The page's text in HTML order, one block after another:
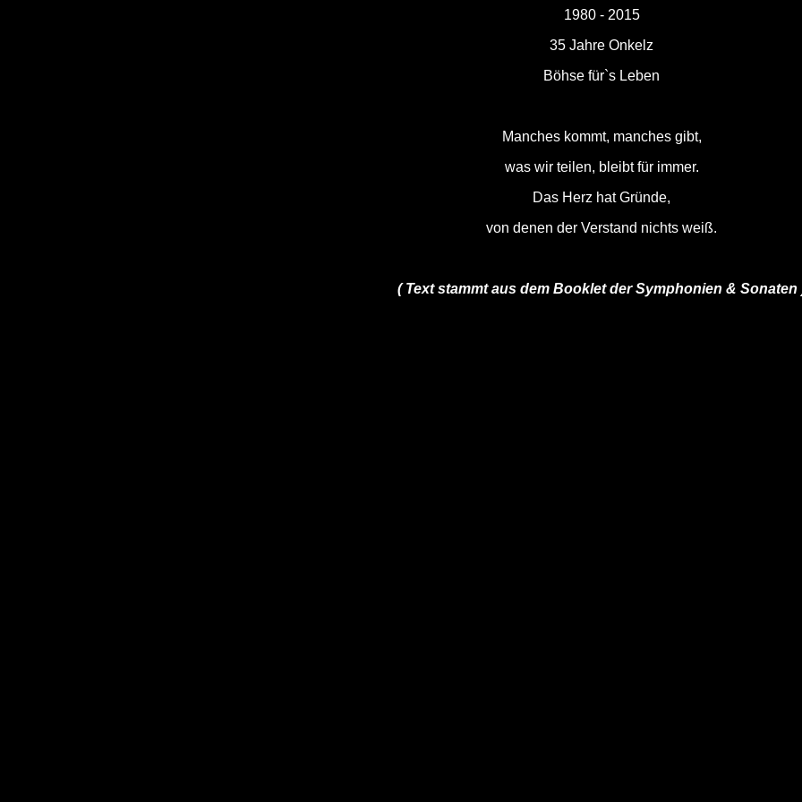
1980 - 2015
35 Jahre Onkelz
Böhse für`s Leben
Manches kommt, manches gibt,
was wir teilen, bleibt für immer.
Das Herz hat Gründe,
von denen der Verstand nichts weiß.
( Text stammt aus dem Booklet der Symphonien & Sonaten